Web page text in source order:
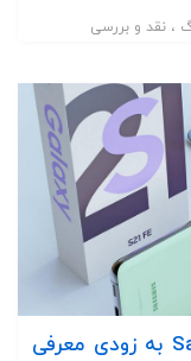
گوشی می‌توان به
نقد و بررسی
گوشی Samsung Galaxy S21 FE 5G به زودی معرفی